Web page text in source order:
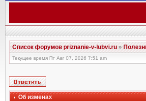
Список форумов priznanie-v-lubvi.ru»
Текущее время Пт Авг 07, 2026 7:51 am
Об изменах